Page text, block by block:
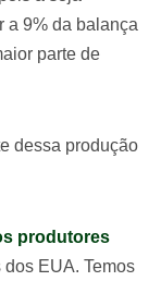
a 9% da balança
parte de
dessa produção
produtores
EUA. Temos